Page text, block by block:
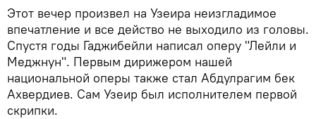
Этот вечер произвел на Узеира неизгладимое
впечатление и все действо не выходило из головы.
Спустя годы Гаджибейли написал оперу "Лейли и
Меджнун". Первым дирижером нашей
национальной оперы также стал Абдулрагим бек
Ахвердиев. Сам Узеир был исполнителем первой
скрипки.